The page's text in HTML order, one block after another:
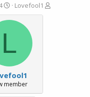
פ
ו
Lovefool1
ו
ר
ר
י
ך
L
member